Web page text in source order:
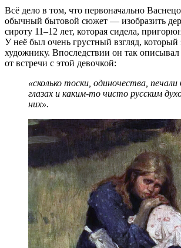
Всё дело в том, что первоначально
обычный бытовой сюжет — изобразить
сироту 11–12 лет, которая сидела,
У неё был очень грустный взгляд, который
художнику. Впоследствии он так описывал
от встречи с этой девочкой:
«сколько тоски, одиночества, печали
глазах и каким-то чисто русским
них».